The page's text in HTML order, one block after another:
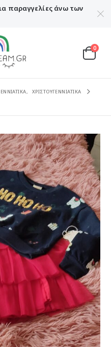
παραγγελίες άνω των
0
,
ΧΡΙΣΤΟΥΓΕΝΝΙΑΤΙΚΑ